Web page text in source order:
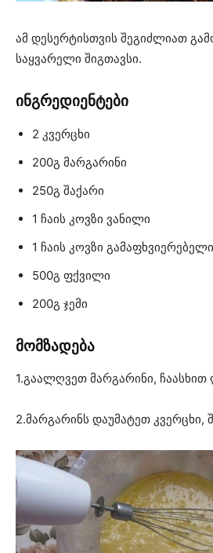
ამ დესერტისთვის შეგიძლიათ
საყვარელი შიგთავსი.
ინგრედიენტები
2 კვერცხი
200გ მარგარინი
250გ შაქარი
1 ჩაის კოვზი ვანილი
1 ჩაის კოვზი გამაფხვიერებელი
500გ ფქვილი
200გ ჯემი
მომზადება
1.გაალღვეთ მარგარინი, ჩაასხით
2.მარგარინს დაუმატეთ კვერცხი,